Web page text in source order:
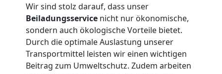
Wir sind stolz darauf, dass unser
Beiladungsservice nicht nur ökonomische,
sondern auch ökologische Vorteile bietet.
Durch die optimale Auslastung unserer
Transportmittel leisten wir einen wichtigen
Beitrag zum Umweltschutz. Zudem arbeiten
Wolfsberg
Umzug